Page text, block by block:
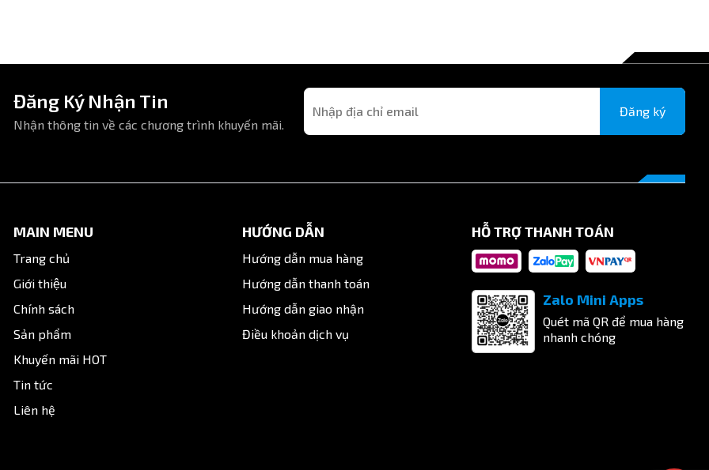
1/4 inch ~ 13mm
Đăng Ký Nhận Tin
Nhận thông tin về các chương trình khuyến mãi.
Đăng ký
MAIN MENU
Trang chủ
Giới thiệu
Chính sách
Sản phẩm
Khuyến mãi HOT
Tin tức
Liên hệ
HƯỚNG DẪN
Hướng dẫn mua hàng
Hướng dẫn thanh toán
Hướng dẫn giao nhận
Điều khoản dịch vụ
HỖ TRỢ THANH TOÁN
Zalo Mini Apps
Quét mã QR để mua hàng
nhanh chóng